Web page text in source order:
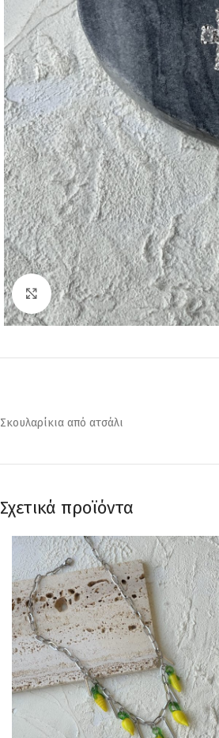
Click to enlarge
Σκουλαρίκια από ατσάλι
Σχετικά προϊόντα